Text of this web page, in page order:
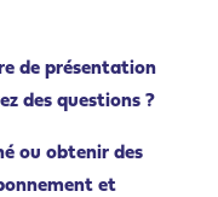
de présentation
des questions ?
ou obtenir des
et